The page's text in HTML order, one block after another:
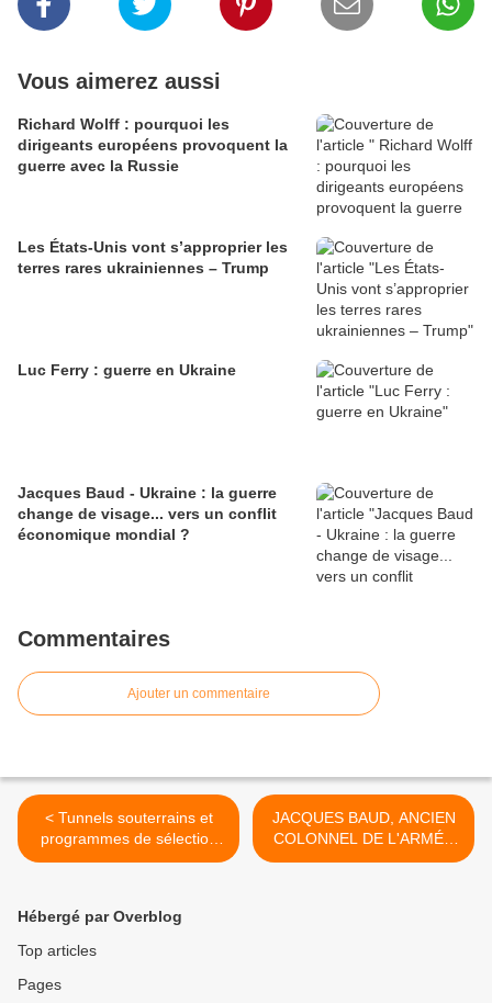
Vous aimerez aussi
Richard Wolff : pourquoi les
dirigeants européens provoquent la
guerre avec la Russie
Les États-Unis vont s’approprier les
terres rares ukrainiennes – Trump
Luc Ferry : guerre en Ukraine
Jacques Baud - Ukraine : la guerre
change de visage... vers un conflit
économique mondial ?
Commentaires
Ajouter un commentaire
< Tunnels souterrains et
programmes de sélection
hybride
JACQUES BAUD, ANCIEN
COLONNEL DE L'ARMÉE
SUISSE : " L'OCCIDENT A
Hébergé par Overblog
Top articles
Pages